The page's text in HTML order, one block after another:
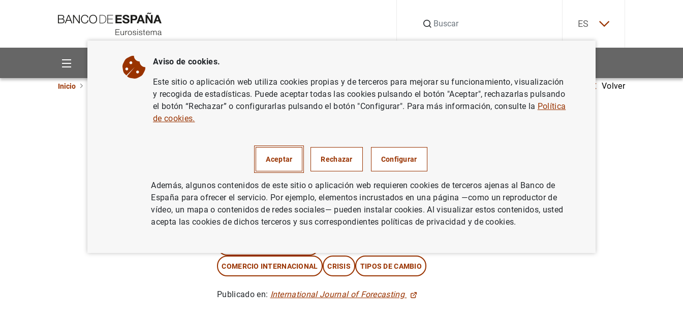
ES
Sobre el Banco Áreas de actuación
Inicio Análisis económico e investigación Documentos de Trabajo Keeping track of global trade in real time Volver
Keeping track of global trade in real time
Serie: Documentos de Trabajo. 2019.
Autor: Jaime Martínez-Martín y Elena Rusticelli
COMERCIO INTERNACIONAL CRISIS TIPOS DE CAMBIO
Publicado en: International Journal of Forecasting
Aviso de cookies.
Este sitio o aplicación web utiliza cookies propias y de terceros para mejorar su funcionamiento, visualización
y recogida de estadísticas. Puede aceptar todas las cookies pulsando el botón "Aceptar", rechazarlas pulsando
el botón “Rechazar” o configurarlas pulsando el botón "Configurar". Para más información, consulte la Política
de cookies.
Aceptar Rechazar Configurar
Además, algunos contenidos de este sitio o aplicación web requieren cookies de terceros ajenas al Banco de
España para ofrecer el servicio. Por ejemplo, elementos incrustados en una página —como un reproductor de
vídeo, un mapa o contenidos de redes sociales— pueden instalar cookies. Al visualizar estos contenidos, usted
acepta las cookies de dichos terceros y sus correspondientes políticas de privacidad y de cookies.